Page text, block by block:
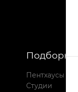
Подборки
Пентхаусы
Студии